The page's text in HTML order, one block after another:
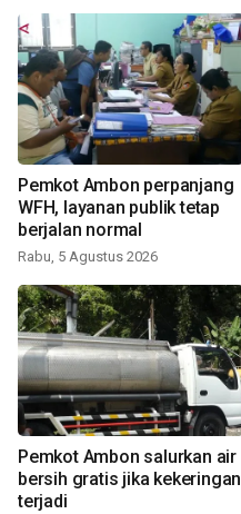
Pemkot Ambon perpanjang
WFH, layanan publik tetap
berjalan normal
Rabu, 5 Agustus 2026
Pemkot Ambon salurkan air
bersih gratis jika kekeringan
terjadi